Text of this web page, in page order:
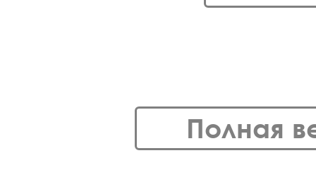
Полная